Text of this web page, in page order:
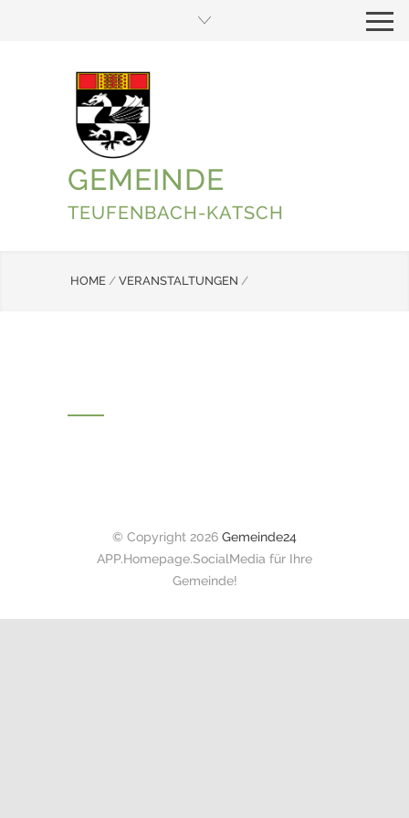
GEMEINDE
TEUFENBACH-KATSCH
HOME / VERANSTALTUNGEN /
© Copyright 2026 Gemeinde24
APP.Homepage.SocialMedia für Ihre
Gemeinde!